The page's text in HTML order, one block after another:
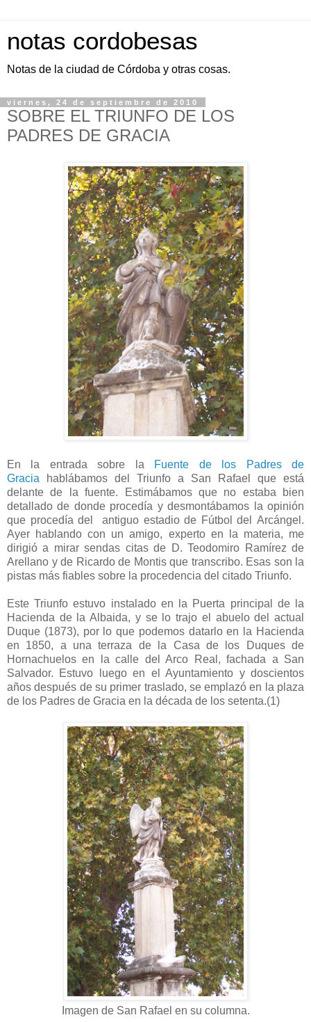
notas cordobesas
Notas de la ciudad de Córdoba y otras cosas.
viernes, 24 de septiembre de 2010
SOBRE EL TRIUNFO DE LOS
PADRES DE GRACIA
En la entrada sobre la
Fuente de los Padres de
Gracia hablábamos del Triunfo a San Rafael que está
delante de la fuente. Estimábamos que no estaba bien
detallado de donde procedía y desmontábamos la opinión
que procedía del antiguo estadio de Fútbol del Arcángel.
Ayer hablando con un amigo, experto en la materia, me
dirigió a mirar sendas citas de D. Teodomiro Ramírez de
Arellano y de Ricardo de Montis que transcribo. Esas son la
pistas más fiables sobre la procedencia del citado Triunfo.
Este Triunfo estuvo instalado en la Puerta principal de la
Hacienda de la Albaida, y se lo trajo el abuelo del actual
Duque (1873), por lo que podemos datarlo en la Hacienda
en 1850, a una terraza de la Casa de los Duques de
Hornachuelos en la calle del Arco Real, fachada a San
Salvador. Estuvo luego en el Ayuntamiento y doscientos
años después de su primer traslado, se emplazó en la plaza
de los Padres de Gracia en la década de los setenta.(1)
Imagen de San Rafael en su columna.